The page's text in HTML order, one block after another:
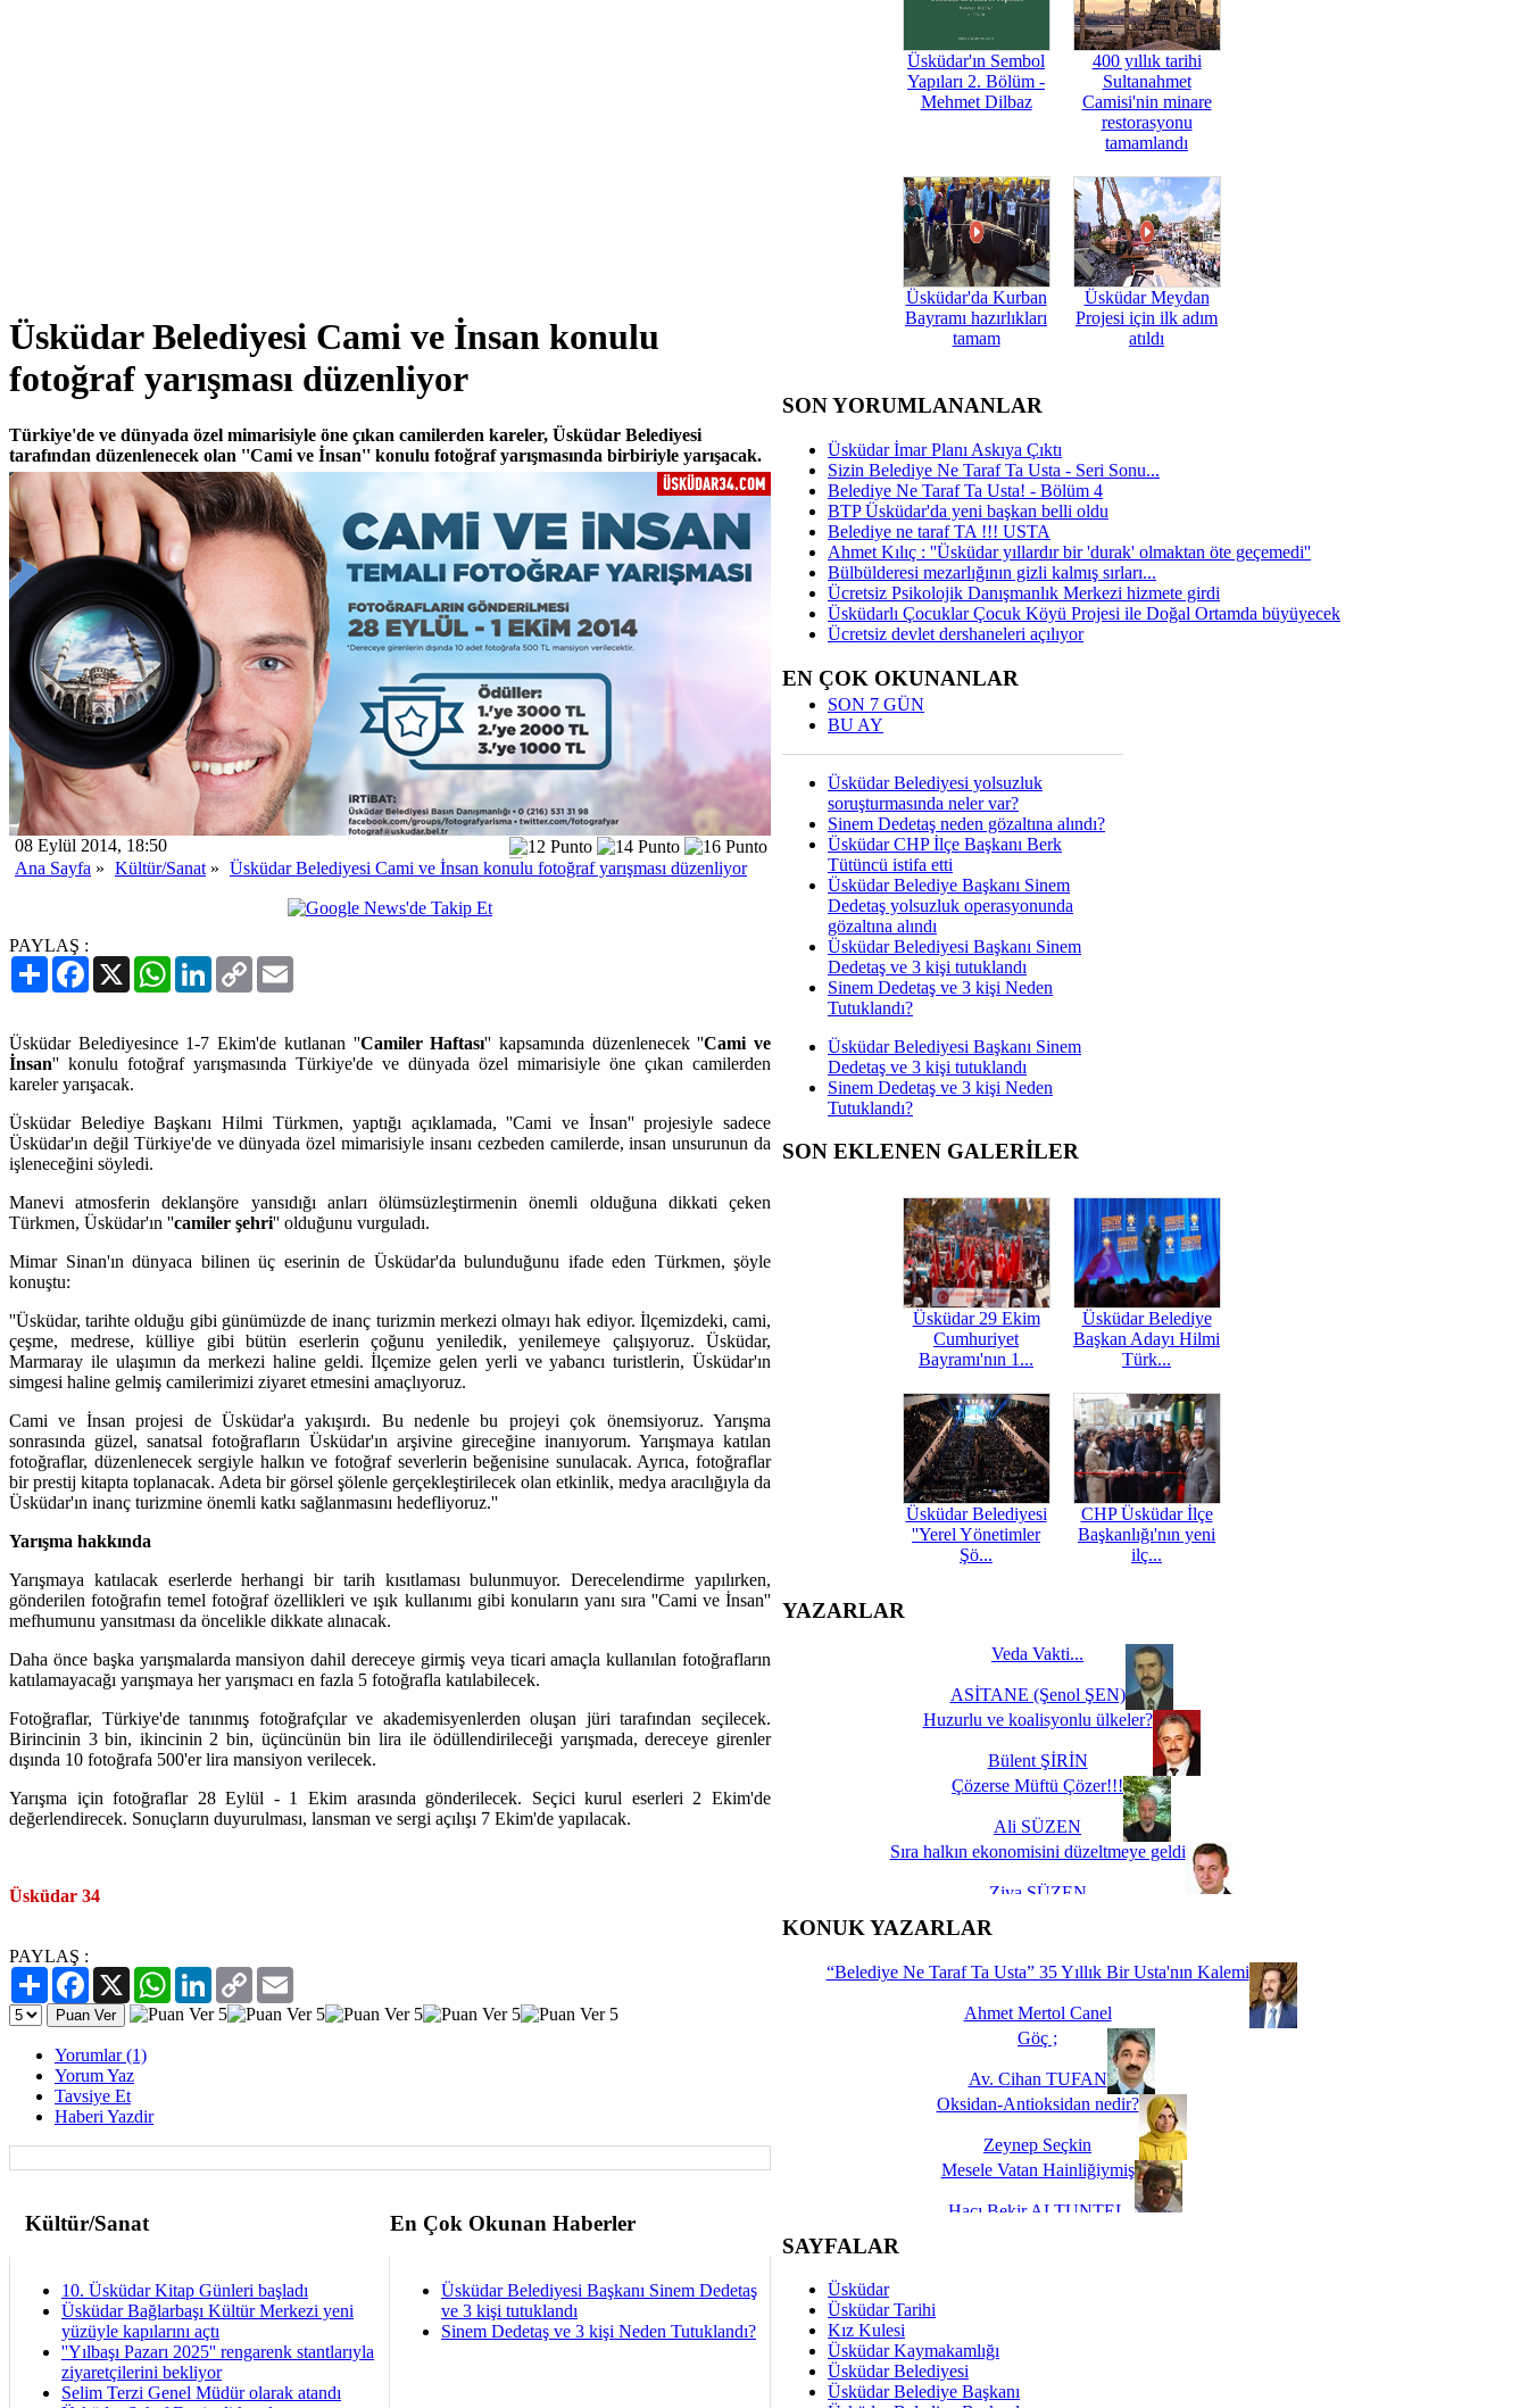
Üsküdar Belediyesi Cami ve İnsan konulu
fotoğraf yarışması düzenliyor
Türkiye'de ve dünyada özel mimarisiyle öne çıkan camilerden kareler, Üsküdar Belediyesi
tarafından düzenlenecek olan ''Cami ve İnsan'' konulu fotoğraf yarışmasında birbiriyle yarışacak.
08 Eylül 2014, 18:50
Ana Sayfa » Kültür/Sanat » Üsküdar Belediyesi Cami ve İnsan konulu fotoğraf yarışması düzenliyor
PAYLAŞ :
PaylaşFacebook
X WhatsAppLinkedIn
Copy
Link
Üsküdar Belediyesince 1-7 Ekim'de kutlanan ''Camiler Haftası'' kapsamında düzenlenecek ''Cami ve
İnsan'' konulu fotoğraf yarışmasında Türkiye'de ve dünyada özel mimarisiyle öne çıkan camilerden
kareler yarışacak.
Üsküdar Belediye Başkanı Hilmi Türkmen, yaptığı açıklamada, ''Cami ve İnsan'' projesiyle sadece
Üsküdar'ın değil Türkiye'de ve dünyada özel mimarisiyle insanı cezbeden camilerde, insan unsurunun da
işleneceğini söyledi.
Manevi atmosferin deklanşöre yansıdığı anları ölümsüzleştirmenin önemli olduğuna dikkati çeken
Türkmen, Üsküdar'ın ''camiler şehri'' olduğunu vurguladı.
Mimar Sinan'ın dünyaca bilinen üç eserinin de Üsküdar'da bulunduğunu ifade eden Türkmen, şöyle
konuştu:
''Üsküdar, tarihte olduğu gibi günümüzde de inanç turizmin merkezi olmayı hak ediyor. İlçemizdeki, cami,
çeşme, medrese, külliye gibi bütün eserlerin çoğunu yeniledik, yenilemeye çalışıyoruz. Üsküdar,
Marmaray ile ulaşımın da merkezi haline geldi. İlçemize gelen yerli ve yabancı turistlerin, Üsküdar'ın
simgesi haline gelmiş camilerimizi ziyaret etmesini amaçlıyoruz.
Cami ve İnsan projesi de Üsküdar'a yakışırdı. Bu nedenle bu projeyi çok önemsiyoruz. Yarışma
sonrasında güzel, sanatsal fotoğrafların Üsküdar'ın arşivine gireceğine inanıyorum. Yarışmaya katılan
fotoğraflar, düzenlenecek sergiyle halkın ve fotoğraf severlerin beğenisine sunulacak. Ayrıca, fotoğraflar
bir prestij kitapta toplanacak. Adeta bir görsel şölenle gerçekleştirilecek olan etkinlik, medya aracılığıyla da
Üsküdar'ın inanç turizmine önemli katkı sağlanmasını hedefliyoruz.''
Yarışma hakkında
Yarışmaya katılacak eserlerde herhangi bir tarih kısıtlaması bulunmuyor. Derecelendirme yapılırken,
gönderilen fotoğrafın temel fotoğraf özellikleri ve ışık kullanımı gibi konuların yanı sıra ''Cami ve İnsan''
mefhumunu yansıtması da öncelikle dikkate alınacak.
Daha önce başka yarışmalarda mansiyon dahil dereceye girmiş veya ticari amaçla kullanılan fotoğrafların
katılamayacağı yarışmaya her yarışmacı en fazla 5 fotoğrafla katılabilecek.
Fotoğraflar, Türkiye'de tanınmış fotoğrafçılar ve akademisyenlerden oluşan jüri tarafından seçilecek.
Birincinin 3 bin, ikincinin 2 bin, üçüncünün bin lira ile ödüllendirileceği yarışmada, dereceye girenler
dışında 10 fotoğrafa 500'er lira mansiyon verilecek.
Yarışma için fotoğraflar 28 Eylül - 1 Ekim arasında gönderilecek. Seçici kurul eserleri 2 Ekim'de
değerlendirecek. Sonuçların duyurulması, lansman ve sergi açılışı 7 Ekim'de yapılacak.
Üsküdar 34
PAYLAŞ :
PaylaşFacebook
X WhatsAppLinkedIn
Copy
Link
Yorumlar (1)
Yorum Yaz
Tavsiye Et
Haberi Yazdir
Kültür/Sanat En Çok Okunan Haberler
10. Üsküdar Kitap Günleri başladı
Üsküdar Bağlarbaşı Kültür Merkezi yeni
yüzüyle kapılarını açtı
''Yılbaşı Pazarı 2025'' rengarenk stantlarıyla
ziyaretçilerini bekliyor
Selim Terzi Genel Müdür olarak atandı
Üsküdar Belediyesi Başkanı Sinem Dedetaş
ve 3 kişi tutuklandı
Sinem Dedetaş ve 3 kişi Neden Tutuklandı?
Üsküdar'ın Sembol
Yapıları 2. Bölüm -
Mehmet Dilbaz
400 yıllık tarihi
Sultanahmet
Camisi'nin minare
restorasyonu
tamamlandı
Üsküdar'da Kurban
Bayramı hazırlıkları
tamam
Üsküdar Meydan
Projesi için ilk adım
atıldı
SON YORUMLANANLAR
Üsküdar İmar Planı Askıya Çıktı
Sizin Belediye Ne Taraf Ta Usta - Seri Sonu...
Belediye Ne Taraf Ta Usta! - Bölüm 4
BTP Üsküdar'da yeni başkan belli oldu
Belediye ne taraf TA !!! USTA
Ahmet Kılıç : ''Üsküdar yıllardır bir 'durak' olmaktan öte geçemedi''
Bülbülderesi mezarlığının gizli kalmış sırları...
Ücretsiz Psikolojik Danışmanlık Merkezi hizmete girdi
Üsküdarlı Çocuklar Çocuk Köyü Projesi ile Doğal Ortamda büyüyecek
Ücretsiz devlet dershaneleri açılıyor
EN ÇOK OKUNANLAR
SON 7 GÜN
BU AY
Üsküdar Belediyesi yolsuzluk
soruşturmasında neler var?
Sinem Dedetaş neden gözaltına alındı?
Üsküdar CHP İlçe Başkanı Berk
Tütüncü istifa etti
Üsküdar Belediye Başkanı Sinem
Dedetaş yolsuzluk operasyonunda
gözaltına alındı
Üsküdar Belediyesi Başkanı Sinem
Dedetaş ve 3 kişi tutuklandı
Sinem Dedetaş ve 3 kişi Neden
Tutuklandı?
Üsküdar Belediyesi Başkanı Sinem
Dedetaş ve 3 kişi tutuklandı
Sinem Dedetaş ve 3 kişi Neden
Tutuklandı?
SON EKLENEN GALERİLER
Üsküdar 29 Ekim
Cumhuriyet
Bayramı'nın 1...
Üsküdar Belediye
Başkan Adayı Hilmi
Türk...
Üsküdar Belediyesi
''Yerel Yönetimler
Şö...
CHP Üsküdar İlçe
Başkanlığı'nın yeni
ilç...
YAZARLAR
Veda Vakti...
ASİTANE (Şenol ŞEN)
Huzurlu ve koalisyonlu ülkeler?
Bülent ŞİRİN
Çözerse Müftü Çözer!!!
Ali SÜZEN
Sıra halkın ekonomisini düzeltmeye geldi
Ziya SÜZEN
İşte Biz buyuz...
KONUK YAZARLAR
“Belediye Ne Taraf Ta Usta” 35 Yıllık Bir Usta'nın Kalemi
Ahmet Mertol Canel
Göç ;
Av. Cihan TUFAN
Oksidan-Antioksidan nedir?
Zeynep Seçkin
Mesele Vatan Hainliğiymiş
Hacı Bekir ALTUNTEL
Dünya Fani, Ama Kısa Bir Süre De Olsa Burdayız
Savaş ŞENEL
Hukukun Adaleti Kalmadı Üstadım!
SAYFALAR
Üsküdar
Üsküdar Tarihi
Kız Kulesi
Üsküdar Kaymakamlığı
Üsküdar Belediyesi
Üsküdar Belediye Başkanı